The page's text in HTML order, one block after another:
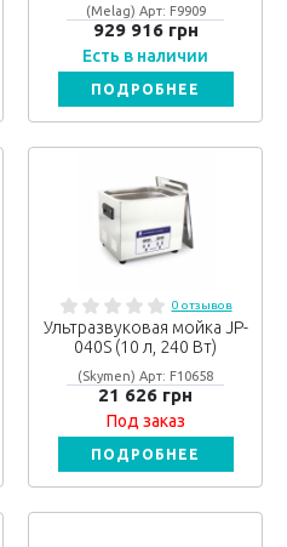
(Melag) Арт: F9909
929 916 грн
Есть в наличии
ПОДРОБНЕЕ
0 отзывов
Ультразвуковая мойка JP-
040S (10 л, 240 Вт)
(Skymen) Арт: F10658
21 626 грн
Под заказ
ПОДРОБНЕЕ